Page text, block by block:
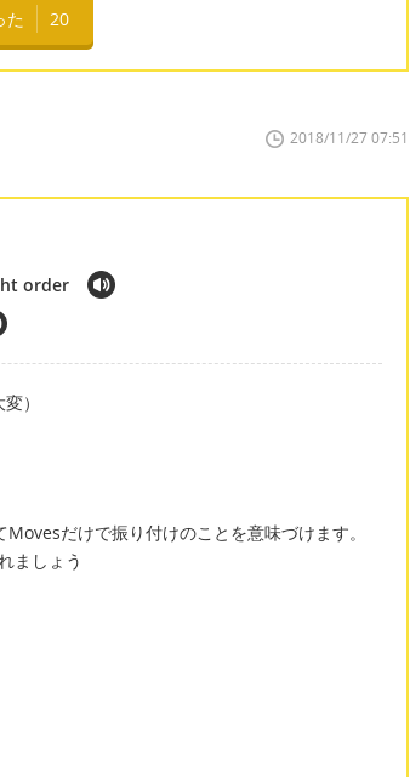
た 20
2018/11/27 07:51
order
）
だけで振り付けのことを意味づけます。
ましょう